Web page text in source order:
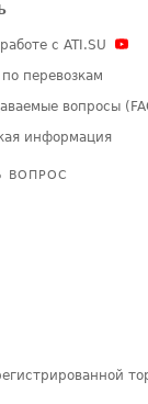
с ATI.SU
перевозкам
вопросы
информация
ВОПРОС